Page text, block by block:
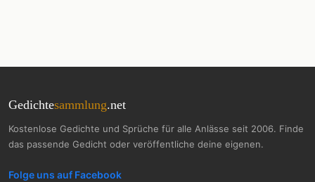
Gedichtesammlung.net
Kostenlose Gedichte und Sprüche für alle Anlässe seit 2006. Finde
das passende Gedicht oder veröffentliche deine eigenen.
Folge uns auf Facebook